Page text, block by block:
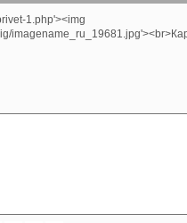
1.php'><img